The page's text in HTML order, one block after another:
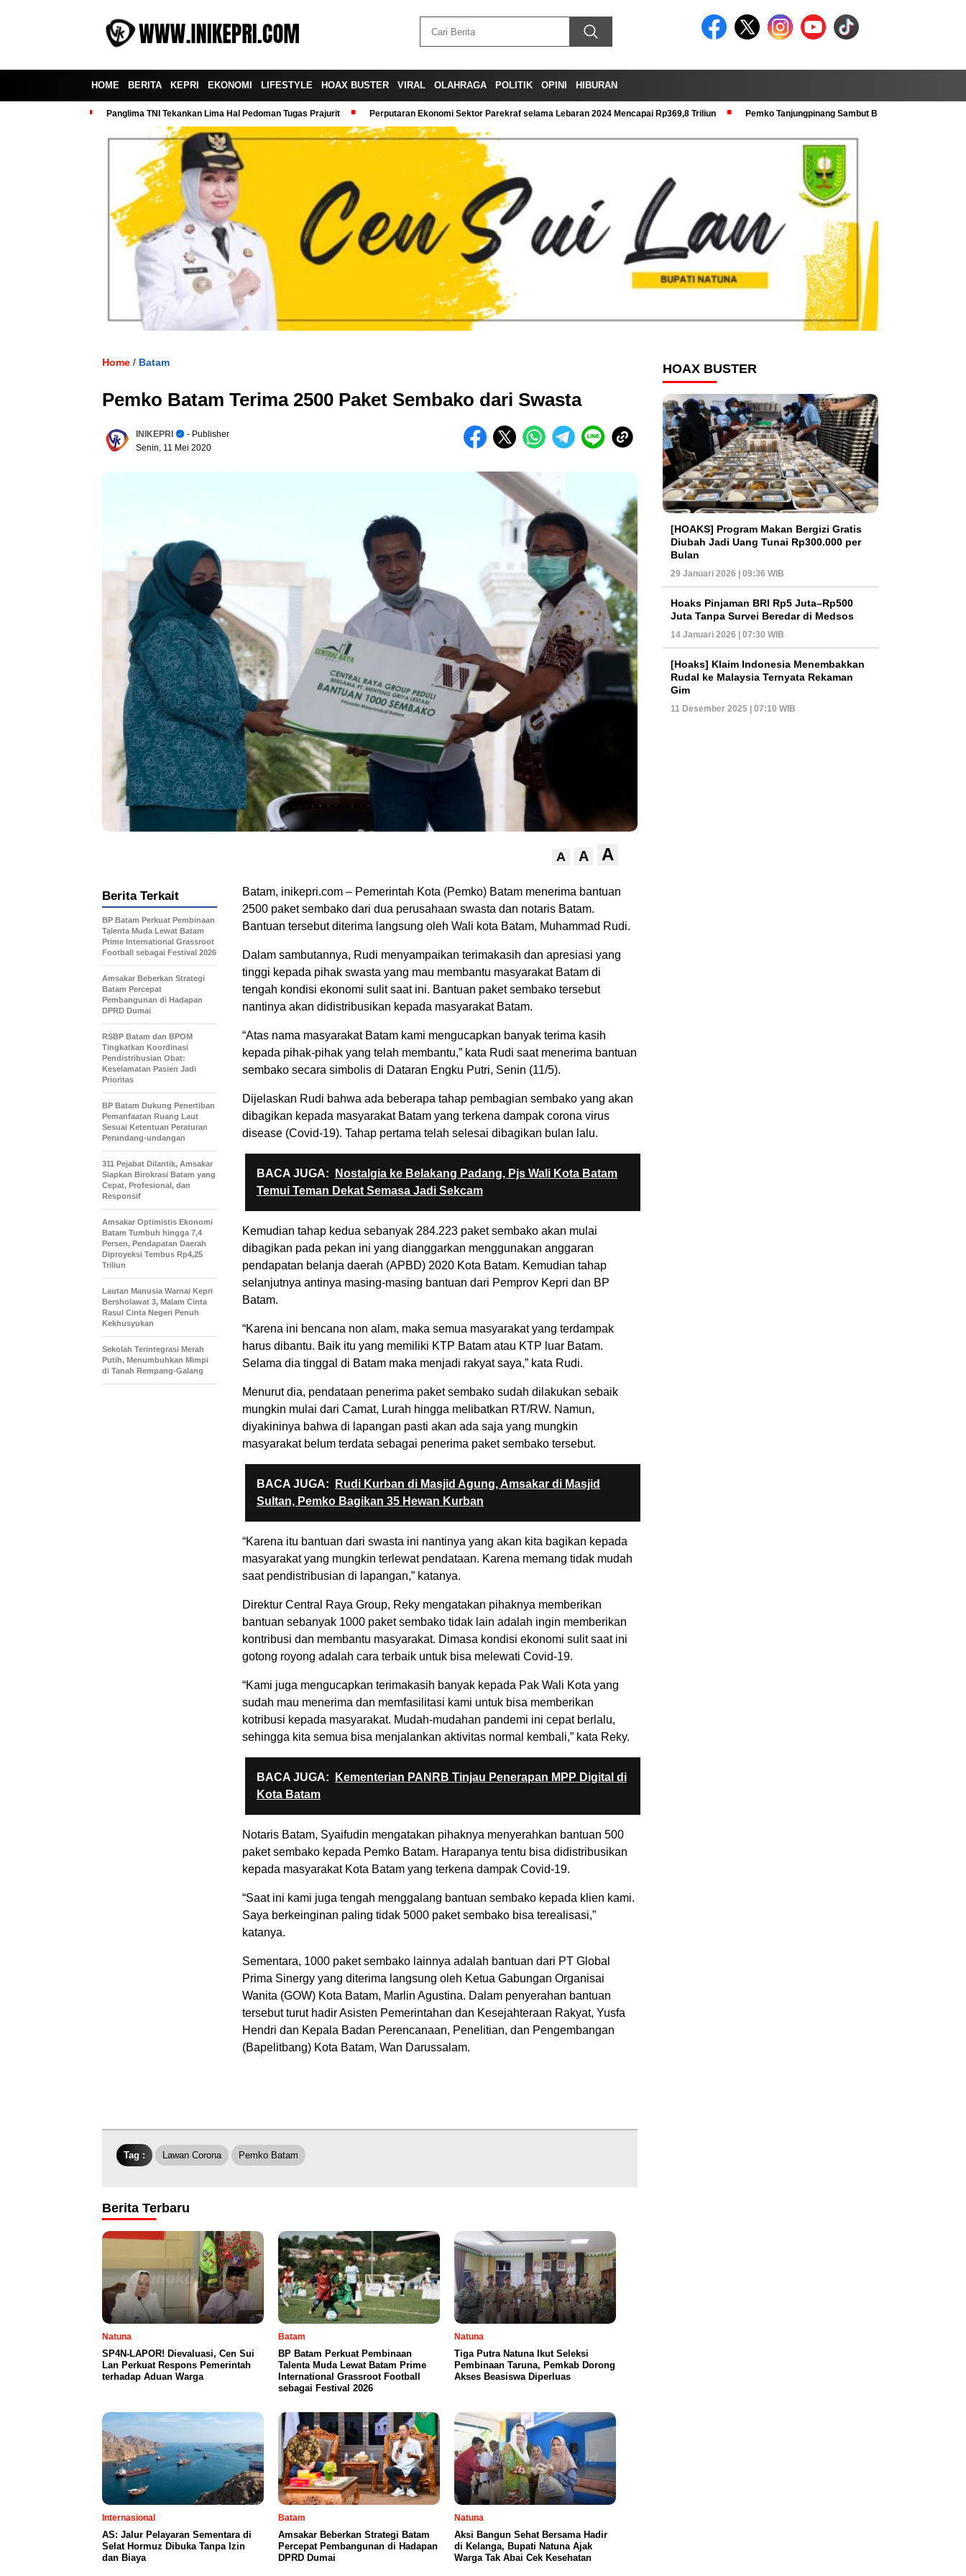
HOME BERITA KEPRI EKONOMI LIFESTYLE HOAX BUSTER VIRAL OLAHRAGA POLITIK OPINI HIBURAN
Panglima TNI Tekankan Lima Hal Pedoman Tugas Prajurit Perputaran Ekonomi Sektor Parekraf selama Lebaran 2024 Mencapai Rp369,8 Triliun Pemko Tanjungpinang Sambut Baik Pra Verval KRS
Home / Batam
Pemko Batam Terima 2500 Paket Sembako dari Swasta
INIKEPRI
- Publisher
Senin, 11 Mei 2020
A A A
Batam, inikepri.com – Pemerintah Kota (Pemko) Batam menerima bantuan
2500 paket sembako dari dua perusahaan swasta dan notaris Batam.
Bantuan tersebut diterima langsung oleh Wali kota Batam, Muhammad Rudi.
Dalam sambutannya, Rudi menyampaikan terimakasih dan apresiasi yang
tinggi kepada pihak swasta yang mau membantu masyarakat Batam di
tengah kondisi ekonomi sulit saat ini. Bantuan paket sembako tersebut
nantinya akan didistribusikan kepada masyarakat Batam.
“Atas nama masyarakat Batam kami mengucapkan banyak terima kasih
kepada pihak-pihak yang telah membantu,” kata Rudi saat menerima bantuan
sembako secara simbolis di Dataran Engku Putri, Senin (11/5).
Dijelaskan Rudi bahwa ada beberapa tahap pembagian sembako yang akan
dibagikan kepada masyarakat Batam yang terkena dampak corona virus
disease (Covid-19). Tahap pertama telah selesai dibagikan bulan lalu.
BACA JUGA:
Nostalgia ke Belakang Padang, Pjs Wali Kota Batam
Temui Teman Dekat Semasa Jadi Sekcam
Kemudian tahap kedua sebanyak 284.223 paket sembako akan mulai
dibagikan pada pekan ini yang dianggarkan menggunakan anggaran
pendapatan belanja daerah (APBD) 2020 Kota Batam. Kemudian tahap
selanjutnya antinya masing-masing bantuan dari Pemprov Kepri dan BP
Batam.
“Karena ini bencana non alam, maka semua masyarakat yang terdampak
harus dibantu. Baik itu yang memiliki KTP Batam atau KTP luar Batam.
Selama dia tinggal di Batam maka menjadi rakyat saya,” kata Rudi.
Menurut dia, pendataan penerima paket sembako sudah dilakukan sebaik
mungkin mulai dari Camat, Lurah hingga melibatkan RT/RW. Namun,
diyakininya bahwa di lapangan pasti akan ada saja yang mungkin
masyarakat belum terdata sebagai penerima paket sembako tersebut.
BACA JUGA:
Rudi Kurban di Masjid Agung, Amsakar di Masjid
Sultan, Pemko Bagikan 35 Hewan Kurban
“Karena itu bantuan dari swasta ini nantinya yang akan kita bagikan kepada
masyarakat yang mungkin terlewat pendataan. Karena memang tidak mudah
saat pendistribusian di lapangan,” katanya.
Direktur Central Raya Group, Reky mengatakan pihaknya memberikan
bantuan sebanyak 1000 paket sembako tidak lain adalah ingin memberikan
kontribusi dan membantu masyarakat. Dimasa kondisi ekonomi sulit saat ini
gotong royong adalah cara terbaik untuk bisa melewati Covid-19.
“Kami juga mengucapkan terimakasih banyak kepada Pak Wali Kota yang
sudah mau menerima dan memfasilitasi kami untuk bisa memberikan
kotribusi kepada masyarakat. Mudah-mudahan pandemi ini cepat berlalu,
sehingga kita semua bisa menjalankan aktivitas normal kembali,” kata Reky.
BACA JUGA:
Kementerian PANRB Tinjau Penerapan MPP Digital di
Kota Batam
Notaris Batam, Syaifudin mengatakan pihaknya menyerahkan bantuan 500
paket sembako kepada Pemko Batam. Harapanya tentu bisa didistribusikan
kepada masyarakat Kota Batam yang terkena dampak Covid-19.
“Saat ini kami juga tengah menggalang bantuan sembako kepada klien kami.
Saya berkeinginan paling tidak 5000 paket sembako bisa terealisasi,”
katanya.
Sementara, 1000 paket sembako lainnya adalah bantuan dari PT Global
Prima Sinergy yang diterima langsung oleh Ketua Gabungan Organisai
Wanita (GOW) Kota Batam, Marlin Agustina. Dalam penyerahan bantuan
tersebut turut hadir Asisten Pemerintahan dan Kesejahteraan Rakyat, Yusfa
Hendri dan Kepala Badan Perencanaan, Penelitian, dan Pengembangan
(Bapelitbang) Kota Batam, Wan Darussalam.
Berita Terkait
BP Batam Perkuat Pembinaan
Talenta Muda Lewat Batam
Prime International Grassroot
Football sebagai Festival 2026
Amsakar Beberkan Strategi
Batam Percepat
Pembangunan di Hadapan
DPRD Dumai
RSBP Batam dan BPOM
Tingkatkan Koordinasi
Pendistribusian Obat:
Keselamatan Pasien Jadi
Prioritas
BP Batam Dukung Penertiban
Pemanfaatan Ruang Laut
Sesuai Ketentuan Peraturan
Perundang-undangan
311 Pejabat Dilantik, Amsakar
Siapkan Birokrasi Batam yang
Cepat, Profesional, dan
Responsif
Amsakar Optimistis Ekonomi
Batam Tumbuh hingga 7,4
Persen, Pendapatan Daerah
Diproyeksi Tembus Rp4,25
Triliun
Lautan Manusia Warnai Kepri
Bersholawat 3, Malam Cinta
Rasul Cinta Negeri Penuh
Kekhusyukan
Sekolah Terintegrasi Merah
Putih, Menumbuhkan Mimpi
di Tanah Rempang-Galang
Tag : Lawan Corona Pemko Batam
Berita Terbaru
Natuna
SP4N-LAPOR! Dievaluasi, Cen Sui
Lan Perkuat Respons Pemerintah
terhadap Aduan Warga
Batam
BP Batam Perkuat Pembinaan
Talenta Muda Lewat Batam Prime
International Grassroot Football
sebagai Festival 2026
Natuna
Tiga Putra Natuna Ikut Seleksi
Pembinaan Taruna, Pemkab Dorong
Akses Beasiswa Diperluas
Internasional
AS: Jalur Pelayaran Sementara di
Selat Hormuz Dibuka Tanpa Izin
dan Biaya
Batam
Amsakar Beberkan Strategi Batam
Percepat Pembangunan di Hadapan
DPRD Dumai
Natuna
Aksi Bangun Sehat Bersama Hadir
di Kelanga, Bupati Natuna Ajak
Warga Tak Abai Cek Kesehatan
HOAX BUSTER
[HOAKS] Program Makan Bergizi Gratis
Diubah Jadi Uang Tunai Rp300.000 per
Bulan
29 Januari 2026 | 09:36 WIB
Hoaks Pinjaman BRI Rp5 Juta–Rp500
Juta Tanpa Survei Beredar di Medsos
14 Januari 2026 | 07:30 WIB
[Hoaks] Klaim Indonesia Menembakkan
Rudal ke Malaysia Ternyata Rekaman
Gim
11 Desember 2025 | 07:10 WIB